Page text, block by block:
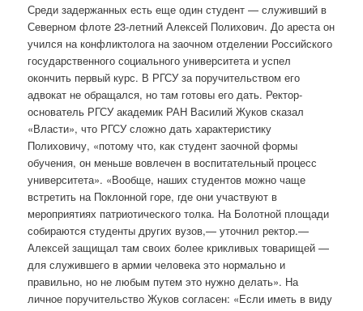
Среди задержанных есть еще один студент — служивший в
Северном флоте 23-летний Алексей Полихович. До ареста он
учился на конфликтолога на заочном отделении Российского
государственного социального университета и успел
окончить первый курс. В РГСУ за поручительством его
адвокат не обращался, но там готовы его дать. Ректор-
основатель РГСУ академик РАН Василий Жуков сказал
«Власти», что РГСУ сложно дать характеристику
Полиховичу, «потому что, как студент заочной формы
обучения, он меньше вовлечен в воспитательный процесс
университета». «Вообще, наших студентов можно чаще
встретить на Поклонной горе, где они участвуют в
мероприятиях патриотического толка. На Болотной площади
собираются студенты других вузов,— уточнил ректор.—
Алексей защищал там своих более крикливых товарищей —
для служившего в армии человека это нормально и
правильно, но не любым путем это нужно делать». На
личное поручительство Жуков согласен: «Если иметь в виду